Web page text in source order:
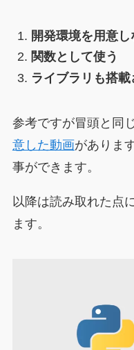
開発環境を用意
関数として使う
ライブラリも搭
参考ですが冒頭と同
意した動画がありま
事ができます。
以降は読み取れた点
ます。